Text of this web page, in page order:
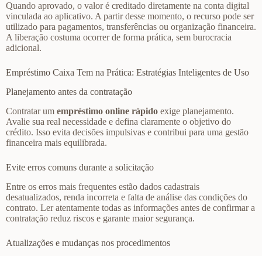
Quando aprovado, o valor é creditado diretamente na conta digital
vinculada ao aplicativo. A partir desse momento, o recurso pode ser
utilizado para pagamentos, transferências ou organização financeira.
A liberação costuma ocorrer de forma prática, sem burocracia
adicional.
Empréstimo Caixa Tem na Prática: Estratégias Inteligentes de Uso
Planejamento antes da contratação
Contratar um empréstimo online rápido exige planejamento.
Avalie sua real necessidade e defina claramente o objetivo do
crédito. Isso evita decisões impulsivas e contribui para uma gestão
financeira mais equilibrada.
Evite erros comuns durante a solicitação
Entre os erros mais frequentes estão dados cadastrais
desatualizados, renda incorreta e falta de análise das condições do
contrato. Ler atentamente todas as informações antes de confirmar a
contratação reduz riscos e garante maior segurança.
Atualizações e mudanças nos procedimentos